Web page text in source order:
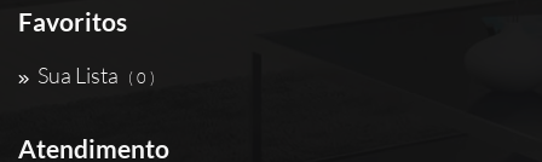
Favoritos
Sua Lista ( 0 )
Atendimento